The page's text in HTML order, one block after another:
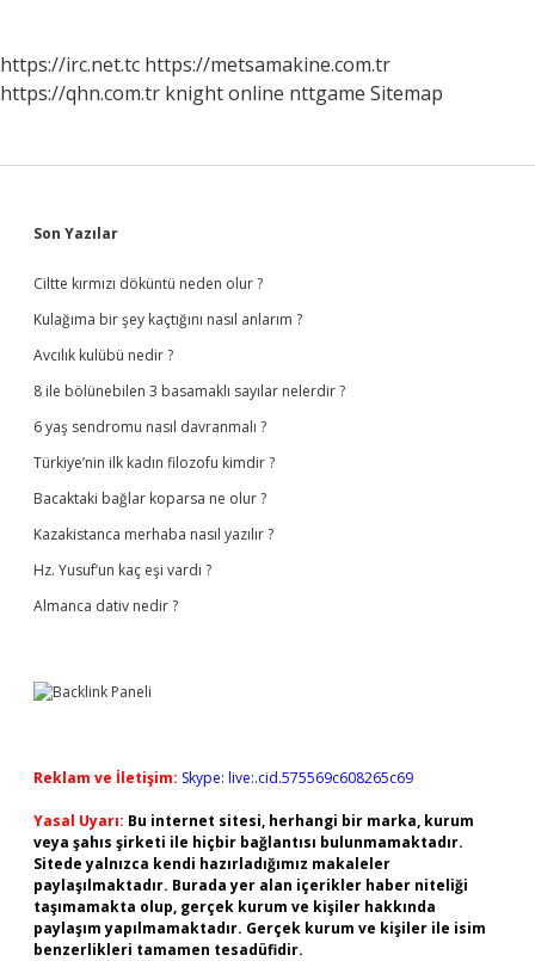
https://irc.net.tc https://metsamakine.com.tr
https://qhn.com.tr knight online nttgame Sitemap
Sidebar
Son Yazılar
Ciltte kırmızı döküntü neden olur ?
Kulağıma bir şey kaçtığını nasıl anlarım ?
Avcılık kulübü nedir ?
8 ile bölünebilen 3 basamaklı sayılar nelerdir ?
6 yaş sendromu nasıl davranmalı ?
Türkiye’nin ilk kadın filozofu kimdir ?
Bacaktaki bağlar koparsa ne olur ?
Kazakistanca merhaba nasıl yazılır ?
Hz. Yusuf’un kaç eşi vardı ?
Almanca dativ nedir ?
Reklam ve İletişim: Skype: live:.cid.575569c608265c69
Yasal Uyarı: Bu internet sitesi, herhangi bir marka, kurum
veya şahıs şirketi ile hiçbir bağlantısı bulunmamaktadır.
Sitede yalnızca kendi hazırladığımız makaleler
paylaşılmaktadır. Burada yer alan içerikler haber niteliği
taşımamakta olup, gerçek kurum ve kişiler hakkında
paylaşım yapılmamaktadır. Gerçek kurum ve kişiler ile isim
benzerlikleri tamamen tesadüfidir.